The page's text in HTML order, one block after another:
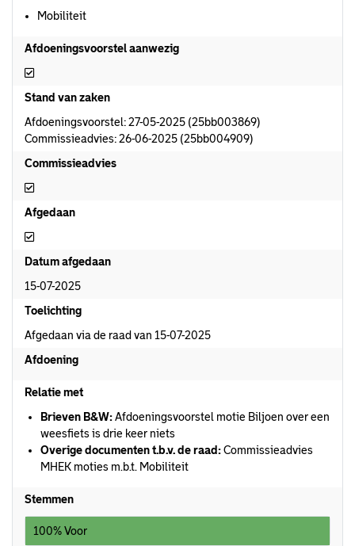
Mobiliteit
Afdoeningsvoorstel aanwezig
Afdoeningsvoorstel aanwezig
Stand van zaken
Afdoeningsvoorstel: 27-05-2025 (25bb003869)
Commissieadvies: 26-06-2025 (25bb004909)
Commissieadvies
Commissieadvies
Afgedaan
Afgedaan
Datum afgedaan
15-07-2025
Toelichting
Afgedaan via de raad van 15-07-2025
Afdoening
Relatie met
Brieven B&W:Afdoeningsvoorstel motie Biljoen over een
weesfiets is drie keer niets
Overige documenten t.b.v. de raad:Commissieadvies
MHEK moties m.b.t. Mobiliteit
Stemmen
100% Voor